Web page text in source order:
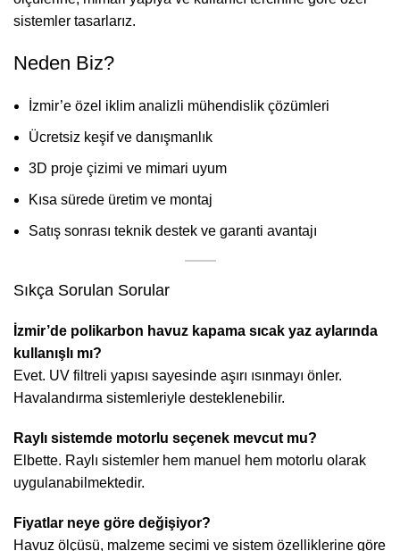
sistemler tasarlarız.
Neden Biz?
İzmir’e özel iklim analizli mühendislik çözümleri
Ücretsiz keşif ve danışmanlık
3D proje çizimi ve mimari uyum
Kısa sürede üretim ve montaj
Satış sonrası teknik destek ve garanti avantajı
Sıkça Sorulan Sorular
İzmir’de polikarbon havuz kapama sıcak yaz aylarında
kullanışlı mı?
Evet. UV filtreli yapısı sayesinde aşırı ısınmayı önler.
Havalandırma sistemleriyle desteklenebilir.
Raylı sistemde motorlu seçenek mevcut mu?
Elbette. Raylı sistemler hem manuel hem motorlu olarak
uygulanabilmektedir.
Fiyatlar neye göre değişiyor?
Havuz ölçüsü, malzeme seçimi ve sistem özelliklerine göre